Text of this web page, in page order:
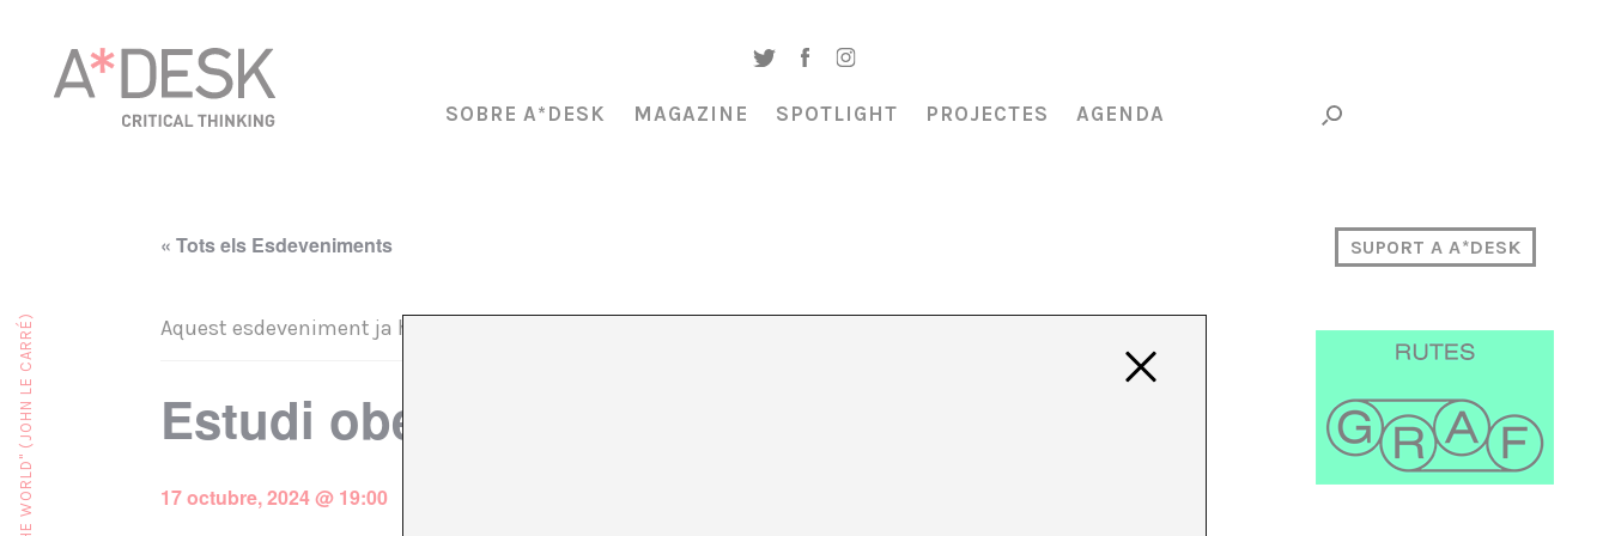
SOBRE A*DESK MAGAZINE SPOTLIGHT PROJECTES AGENDA
« Tots els Esdeveniments
Aquest esdeveniment ja ha passat.
Estudi obert de Søren Evinson
17 octubre, 2024 @ 19:00
SUPORT A A*DESK